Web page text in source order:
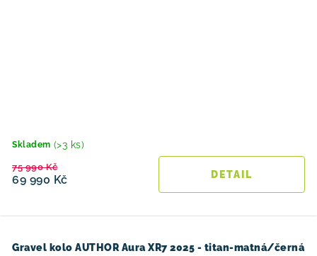
Skladem (>3 ks)
69 990 Kč
75 990 Kč
Gravel kolo AUTHOR Aura XR7 2025 - titan-matná/černá